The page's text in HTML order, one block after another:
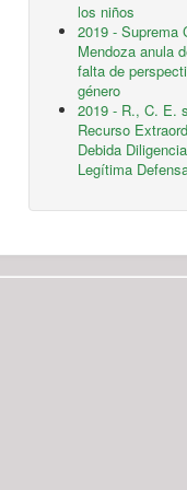
los niños
2019 - Suprema
Mendoza anula
falta de
género
2019 - R., C. E.
Recurso
Debida
Legítima